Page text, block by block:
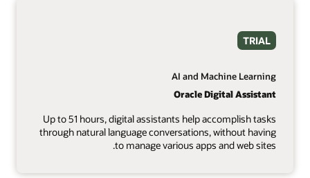
TRIAL
AI and Machine Learning
Oracle Digital Assistant
Up to 51 hours, digital assistants help accomplish tasks
through natural language conversations, without having
to manage various apps and web sites.